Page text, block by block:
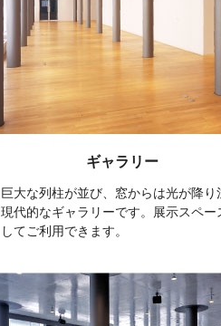
ギャラリー
巨大な列柱が並び、窓からは光が降り
現代的なギャラリーです。展示スペー
してご利用できます。